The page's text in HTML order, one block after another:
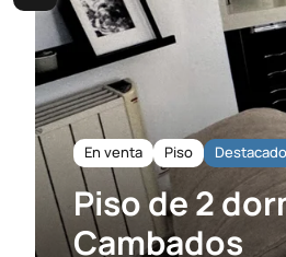
En venta Piso Destacado
Piso de 2
Cambados